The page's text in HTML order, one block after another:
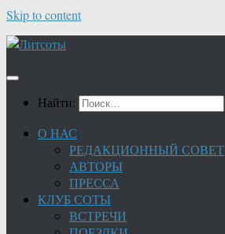
Skip to content
Найти:
О НАС
РЕДАКЦИОННЫЙ СОВЕТ
АВТОРЫ
ПРЕССА
КЛУБ СОТЫ
ВСТРЕЧИ